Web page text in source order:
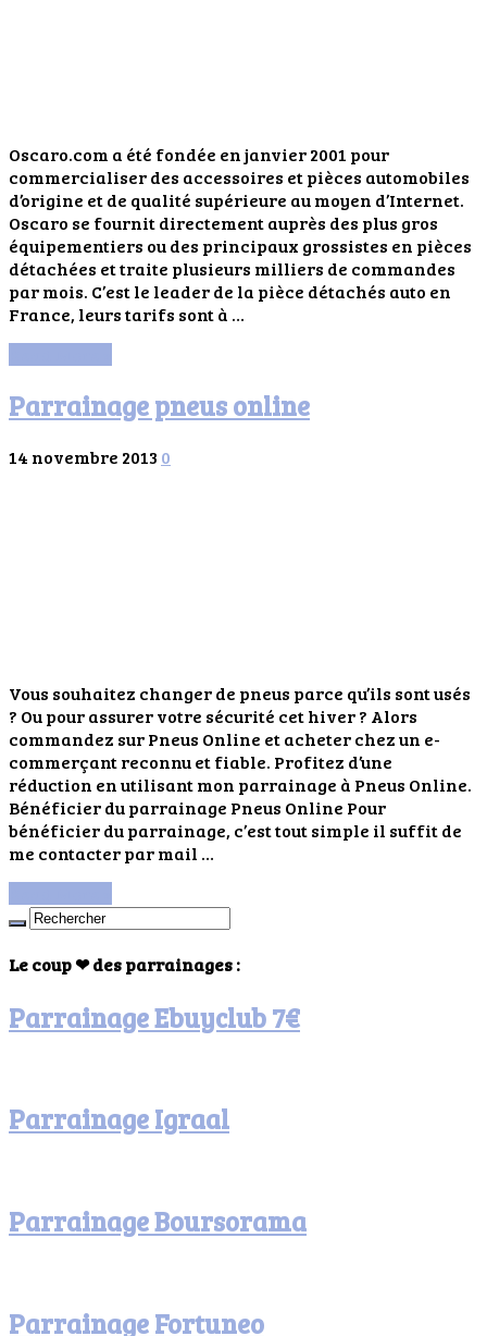
Oscaro.com a été fondée en janvier 2001 pour
commercialiser des accessoires et pièces automobiles
d’origine et de qualité supérieure au moyen d’Internet.
Oscaro se fournit directement auprès des plus gros
équipementiers ou des principaux grossistes en pièces
détachées et traite plusieurs milliers de commandes
par mois. C’est le leader de la pièce détachés auto en
France, leurs tarifs sont à …
Parrainage pneus online
14 novembre 2013 0
Vous souhaitez changer de pneus parce qu’ils sont usés
? Ou pour assurer votre sécurité cet hiver ? Alors
commandez sur Pneus Online et acheter chez un e-
commerçant reconnu et fiable. Profitez d’une
réduction en utilisant mon parrainage à Pneus Online.
Bénéficier du parrainage Pneus Online Pour
bénéficier du parrainage, c’est tout simple il suffit de
me contacter par mail …
Le coup ❤ des parrainages :
Parrainage Ebuyclub 7€
Parrainage Igraal
Parrainage Boursorama
Parrainage Fortuneo